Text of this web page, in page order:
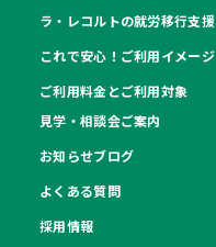
ラ・レコルトの就労移行支援
これで安心！ご利用イメージ
ご利用料金とご利用対象
見学・相談会ご案内
お知らせブログ
よくある質問
採用情報